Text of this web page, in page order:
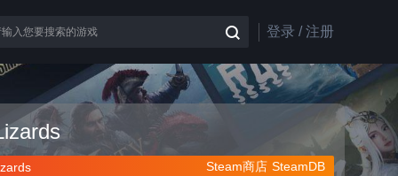
登录 / 注册
SteamDB
Steam商店